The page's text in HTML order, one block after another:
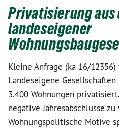
Privatisierung aus
landeseigener
Kleine Anfrage (ka 16/
Landeseigene
3.400 Wohnungen
negative Jahresabschlüsse
Wohnungspolitische Motive